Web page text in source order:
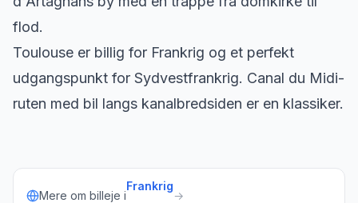
flod.
Toulouse er billig for Frankrig og et perfekt
udgangspunkt for Sydvestfrankrig. Canal du Midi-
ruten med bil langs kanalbredsiden er en klassiker.
Mere om billeje i
Frankrig
→